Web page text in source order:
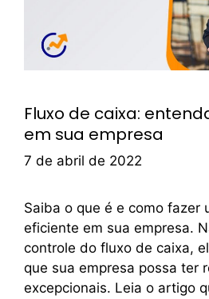
Fluxo de caixa:
em sua empresa
7 de abril de 2022
Saiba o que é e como fazer
eficiente em sua empresa.
controle do fluxo de caixa,
que sua empresa possa ter
excepcionais. Leia o artigo